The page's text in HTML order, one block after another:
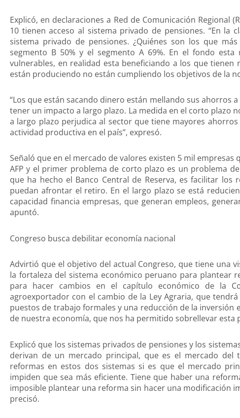
Explicó, en declaraciones a Red de Comunicación Regional
10 tienen acceso al sistema privado de pensiones. “En la
sistema privado de pensiones. ¿Quiénes son los que
segmento B 50% y el segmento A 69%. En el fondo
vulnerables, en realidad esta beneficiando a los que
están produciendo no están cumpliendo los objetivos de la
“Los que están sacando dinero están mellando sus ahorros
tener un impacto a largo plazo. La medida en el corto plazo
a largo plazo perjudica al sector que tiene mayores
actividad productiva en el país”, expresó.
Señaló que en el mercado de valores existen 5 mil
AFP y el primer problema de corto plazo es un problema
que ha hecho el Banco Central de Reserva, es facilitar los
puedan afrontar el retiro. En el largo plazo se está
capacidad financia empresas, que generan empleos,
apuntó.
Congreso busca debilitar economía nacional
Advirtió que el objetivo del actual Congreso, que tiene una
la fortaleza del sistema económico peruano para plantear
para hacer cambios en el capítulo económico de la
agroexportador con el cambio de la Ley Agraria, que
puestos de trabajo formales y una reducción de la inversión
de nuestra economía, que nos ha permitido sobrellevar esta
Explicó que los sistemas privados de pensiones y los
derivan de un mercado principal, que es el mercado del
reformas en estos dos sistemas si es que el mercado
impiden que sea más eficiente. Tiene que haber una
imposible plantear una reforma sin hacer una modificación
precisó.